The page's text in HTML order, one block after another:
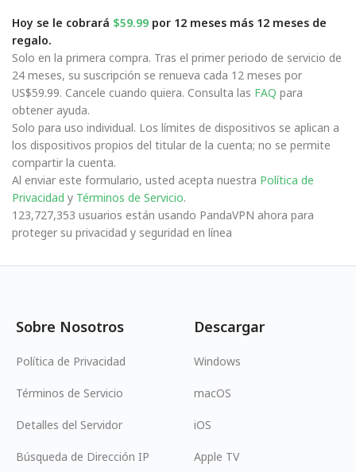
Hoy se le cobrará $59.99 por 12 meses más 12 meses de
regalo.
Solo en la primera compra. Tras el primer periodo de servicio de
24 meses, su suscripción se renueva cada 12 meses por
US$59.99. Cancele cuando quiera. Consulta las FAQ para
obtener ayuda.
Solo para uso individual. Los límites de dispositivos se aplican a
los dispositivos propios del titular de la cuenta; no se permite
compartir la cuenta.
Al enviar este formulario, usted acepta nuestra Política de
Privacidad y Términos de Servicio.
123,727,353 usuarios están usando PandaVPN ahora para
proteger su privacidad y seguridad en línea
Sobre Nosotros
Política de Privacidad
Términos de Servicio
Detalles del Servidor
Búsqueda de Dirección IP
Descargar
Windows
macOS
iOS
Apple TV